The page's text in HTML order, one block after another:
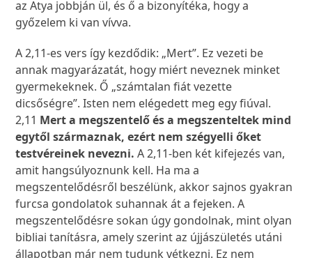
az Atya jobbján ül, és ő a bizonyítéka, hogy a
győzelem ki van vívva.
A 2,11-es vers így kezdődik: „Mert”. Ez vezeti be
annak magyarázatát, hogy miért neveznek minket
gyermekeknek. Ő „számtalan fiát vezette
dicsőségre”. Isten nem elégedett meg egy fiúval.
2,11 Mert a megszentelő és a megszenteltek mind
egytől származnak, ezért nem szégyelli őket
testvéreinek nevezni.A 2,11-ben két kifejezés van,
amit hangsúlyoznunk kell. Ha ma a
megszentelődésről beszélünk, akkor sajnos gyakran
furcsa gondolatok suhannak át a fejeken. A
megszentelődésre sokan úgy gondolnak, mint olyan
bibliai tanításra, amely szerint az újjászületés utáni
állapotban már nem tudunk vétkezni. Ez nem